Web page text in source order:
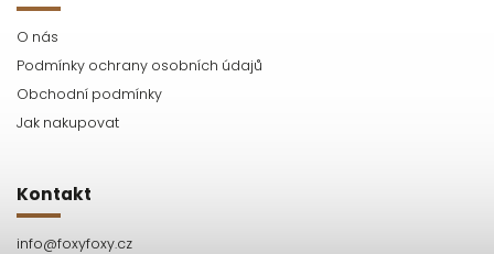
O nás
Podmínky ochrany osobních údajů
Obchodní podmínky
Jak nakupovat
Kontakt
info@foxyfoxy.cz